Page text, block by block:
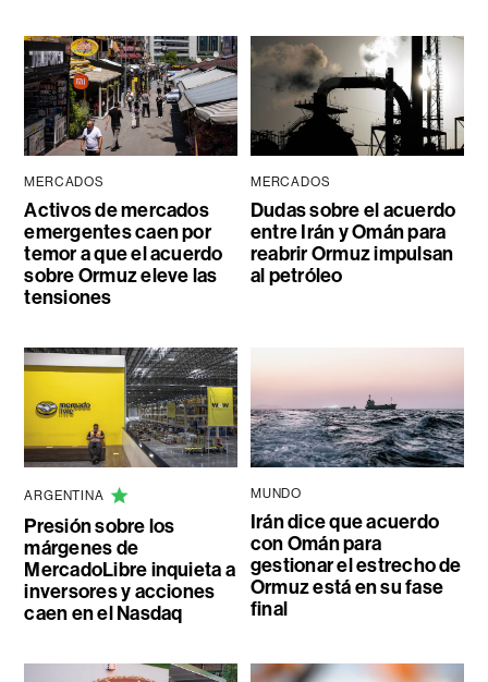
MERCADOS
Activos de mercados
emergentes caen por
temor a que el acuerdo
sobre Ormuz eleve las
tensiones
MERCADOS
Dudas sobre el acuerdo
entre Irán y Omán para
reabrir Ormuz impulsan
al petróleo
ARGENTINA
Presión sobre los
márgenes de
MercadoLibre inquieta a
inversores y acciones
caen en el Nasdaq
MUNDO
Irán dice que acuerdo
con Omán para
gestionar el estrecho de
Ormuz está en su fase
final